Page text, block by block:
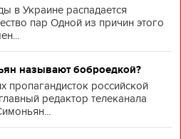
в Украине распадается
пар Одной из причин этого
называют боброедкой?
пропагандисток российской
редактор телеканала